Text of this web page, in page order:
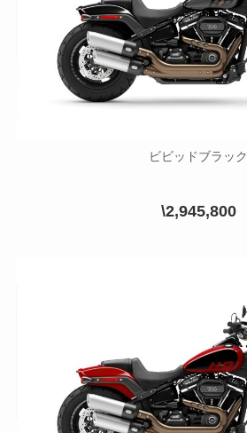
ビビッドブラック
\2,945,800